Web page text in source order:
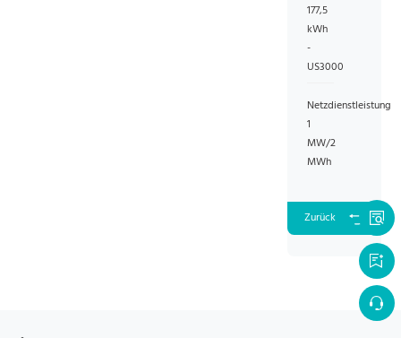
177,5
kWh
-
US3000
Netzdienstleistung
1
MW/2
MWh
Zurück